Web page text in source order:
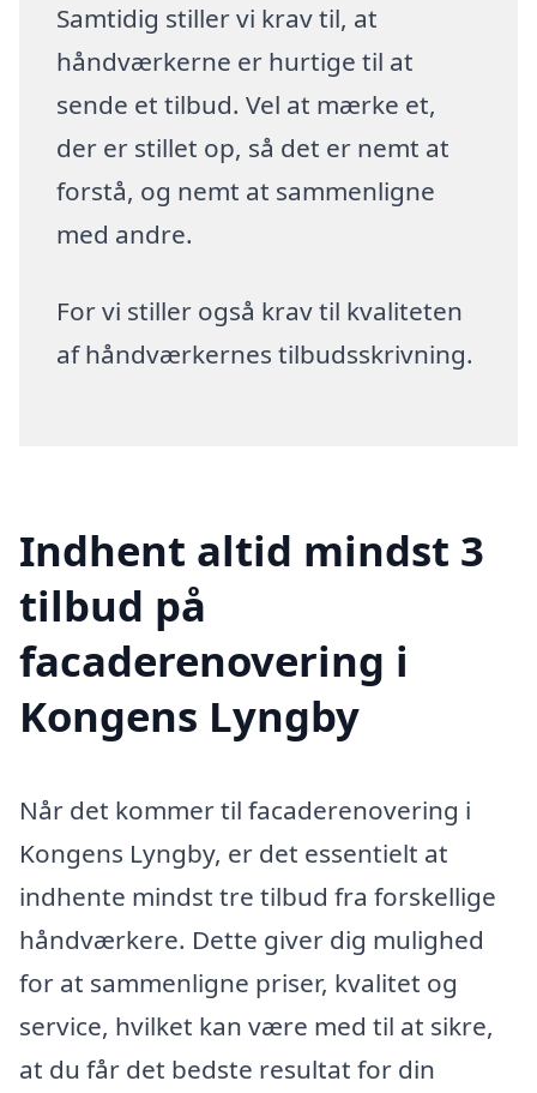
Samtidig stiller vi krav til, at
håndværkerne er hurtige til at
sende et tilbud. Vel at mærke et,
der er stillet op, så det er nemt at
forstå, og nemt at sammenligne
med andre.
For vi stiller også krav til kvaliteten
af håndværkernes tilbudsskrivning.
Indhent altid mindst 3
tilbud på
facaderenovering i
Kongens Lyngby
Når det kommer til facaderenovering i
Kongens Lyngby, er det essentielt at
indhente mindst tre tilbud fra forskellige
håndværkere. Dette giver dig mulighed
for at sammenligne priser, kvalitet og
service, hvilket kan være med til at sikre,
at du får det bedste resultat for din